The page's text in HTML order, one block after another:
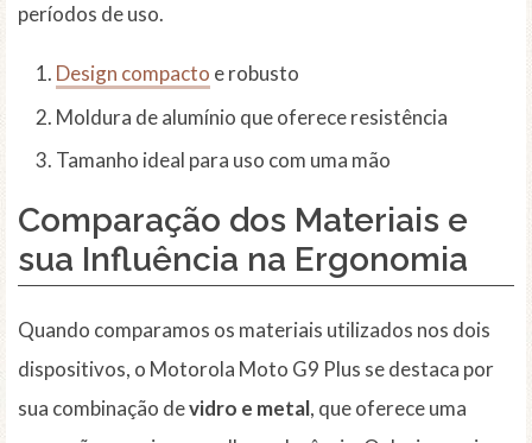
períodos de uso.
Design compacto e robusto
Moldura de alumínio que oferece resistência
Tamanho ideal para uso com uma mão
Comparação dos Materiais e
sua Influência na Ergonomia
Quando comparamos os materiais utilizados nos dois
dispositivos, o Motorola Moto G9 Plus se destaca por
sua combinação devidro e metal, que oferece uma